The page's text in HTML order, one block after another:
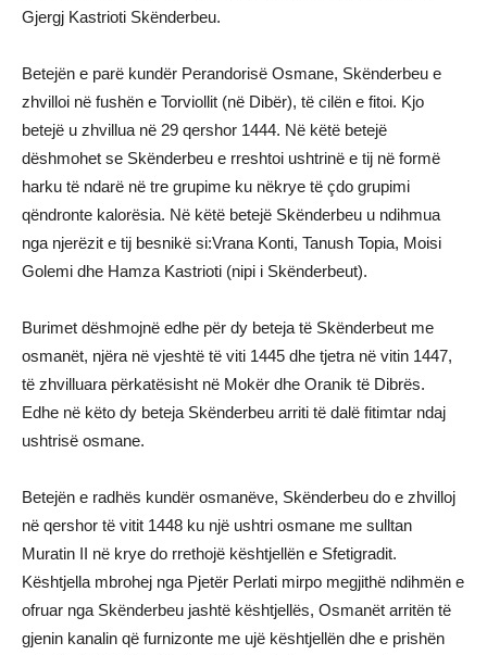
Gjergj Kastrioti Skënderbeu.
Betejën e parë kundër Perandorisë Osmane, Skënderbeu e
zhvilloi në fushën e Torviollit (në Dibër), të cilën e fitoi. Kjo
betejë u zhvillua në 29 qershor 1444. Në këtë betejë
dëshmohet se Skënderbeu e rreshtoi ushtrinë e tij në formë
harku të ndarë në tre grupime ku nëkrye të çdo grupimi
qëndronte kalorësia. Në këtë betejë Skënderbeu u ndihmua
nga njerëzit e tij besnikë si:Vrana Konti, Tanush Topia, Moisi
Golemi dhe Hamza Kastrioti (nipi i Skënderbeut).
Burimet dëshmojnë edhe për dy beteja të Skënderbeut me
osmanët, njëra në vjeshtë të viti 1445 dhe tjetra në vitin 1447,
të zhvilluara përkatësisht në Mokër dhe Oranik të Dibrës.
Edhe në këto dy beteja Skënderbeu arriti të dalë fitimtar ndaj
ushtrisë osmane.
Betejën e radhës kundër osmanëve, Skënderbeu do e zhvilloj
në qershor të vitit 1448 ku një ushtri osmane me sulltan
Muratin II në krye do rrethojë kështjellën e Sfetigradit.
Kështjella mbrohej nga Pjetër Perlati mirpo megjithë ndihmën e
ofruar nga Skënderbeu jashtë kështjellës, Osmanët arritën të
gjenin kanalin që furnizonte me ujë kështjellën dhe e prishën